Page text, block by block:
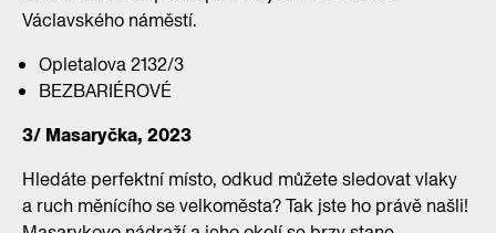
Václavského náměstí.
Opletalova 2132/3
BEZBARIÉROVÉ
3/ Masaryčka, 2023
Hledáte perfektní místo, odkud můžete sledovat vlaky
a ruch měnícího se velkoměsta? Tak jste ho právě našli!